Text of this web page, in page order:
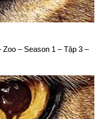
– Season 1 – Tập 3 –